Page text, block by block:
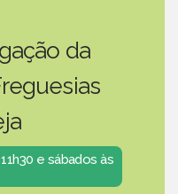
da
e sábados às